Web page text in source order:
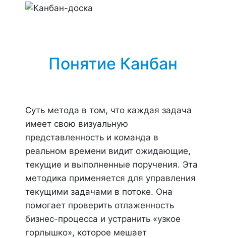
Понятие Канбан
Суть метода в том, что каждая задача
имеет свою визуальную
представленность и команда в
реальном времени видит ожидающие,
текущие и выполненные поручения. Эта
методика применяется для управления
текущими задачами в потоке. Она
помогает проверить отлаженность
бизнес-процесса и устранить «узкое
горлышко», которое мешает